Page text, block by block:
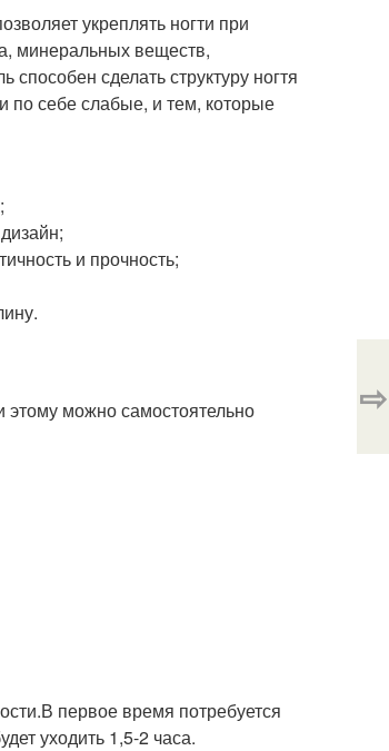
укреплять ногти при
минеральных веществ,
сделать структуру ногтя
по себе слабые, и тем, которые
и прочность;
этому можно самостоятельно
первое время потребуется
уходить 1,5-2 часа.
⇨